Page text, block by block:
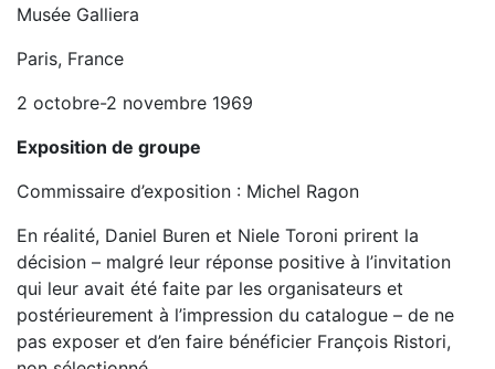
Musée Galliera
Paris, France
2 octobre-2 novembre 1969
Exposition de groupe
Commissaire d’exposition : Michel Ragon
En réalité, Daniel Buren et Niele Toroni prirent la
décision – malgré leur réponse positive à l’invitation
qui leur avait été faite par les organisateurs et
postérieurement à l’impression du catalogue – de ne
pas exposer et d’en faire bénéficier François Ristori,